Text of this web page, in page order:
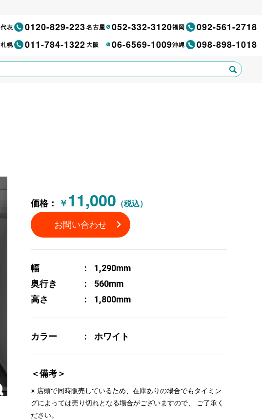
代表 0120-829-223名古屋 052-332-3120福岡 092-561-2718
札幌 011-784-1322大阪 06-6569-1009沖縄 098-898-1018
価格： ￥ 11,000 （税込）
お問い合わせ
幅
1,290mm
奥行き
560mm
高さ
1,800mm
カラー ホワイト
＜備考＞
※ 店頭で同時販売しているため、在庫ありの場合でもタイミン
グによっては売り切れとなる場合がございますので、 ご了承く
ださい。